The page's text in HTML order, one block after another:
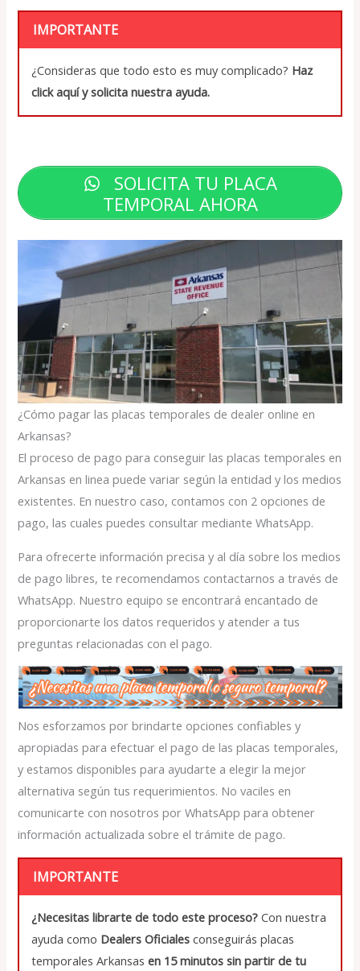
IMPORTANTE
¿Consideras que todo esto es muy complicado? Haz
click aquí y solicita nuestra ayuda.
SOLICITA TU PLACA
TEMPORAL AHORA
¿Cómo pagar las placas temporales de dealer online en
Arkansas?
El proceso de pago para conseguir las placas temporales en
Arkansas en linea puede variar según la entidad y los medios
existentes. En nuestro caso, contamos con 2 opciones de
pago, las cuales puedes consultar mediante WhatsApp.
Para ofrecerte información precisa y al día sobre los medios
de pago libres, te recomendamos contactarnos a través de
WhatsApp. Nuestro equipo se encontrará encantado de
proporcionarte los datos requeridos y atender a tus
preguntas relacionadas con el pago.
Nos esforzamos por brindarte opciones confiables y
apropiadas para efectuar el pago de las placas temporales,
y estamos disponibles para ayudarte a elegir la mejor
alternativa según tus requerimientos. No vaciles en
comunicarte con nosotros por WhatsApp para obtener
información actualizada sobre el trámite de pago.
IMPORTANTE
¿Necesitas librarte de todo este proceso? Con nuestra
ayuda como Dealers Oficiales conseguirás placas
temporales Arkansasen 15 minutos sin partir de tu